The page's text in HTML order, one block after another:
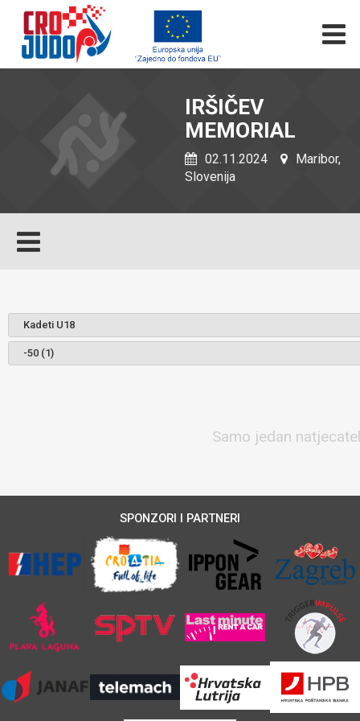
IRŠIČEV
MEMORIAL
02.11.2024
Maribor,
Slovenija
Samo jedan
SPONZORI I PARTNERI